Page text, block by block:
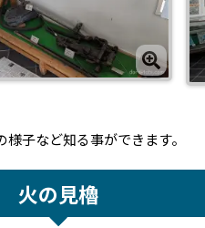
子など知る事ができます。
火の見櫓